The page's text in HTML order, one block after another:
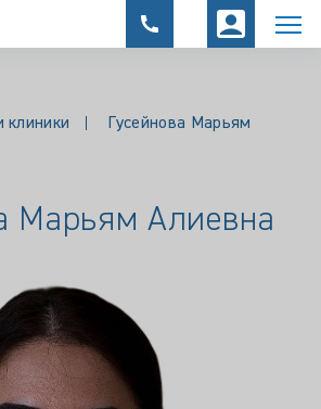
клиники
Гусейнова Марьям
Марьям Алиевна